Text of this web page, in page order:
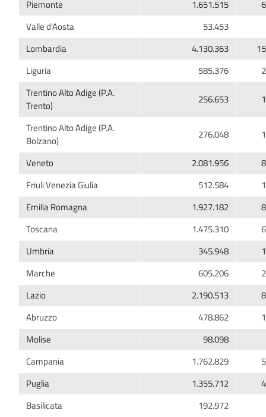
Trentino Alto Adige (P.A.
Trentino Alto Adige (P.A.